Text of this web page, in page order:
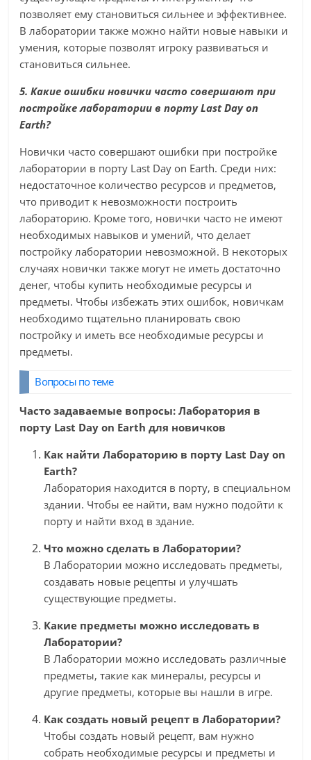
позволяет ему становиться сильнее и эффективнее.
В лаборатории также можно найти новые навыки и
умения, которые позволят игроку развиваться и
становиться сильнее.
5. Какие ошибки новички часто совершают при
постройке лаборатории в порту Last Day on
Earth?
Новички часто совершают ошибки при постройке
лаборатории в порту Last Day on Earth. Среди них:
недостаточное количество ресурсов и предметов,
что приводит к невозможности построить
лабораторию. Кроме того, новички часто не имеют
необходимых навыков и умений, что делает
постройку лаборатории невозможной. В некоторых
случаях новички также могут не иметь достаточно
денег, чтобы купить необходимые ресурсы и
предметы. Чтобы избежать этих ошибок, новичкам
необходимо тщательно планировать свою
постройку и иметь все необходимые ресурсы и
предметы.
Вопросы по теме
Часто задаваемые вопросы: Лаборатория в
порту Last Day on Earth для новичков
Как найти Лабораторию в порту Last Day on
Earth?
Лаборатория находится в порту, в специальном
здании. Чтобы ее найти, вам нужно подойти к
порту и найти вход в здание.
Что можно сделать в Лаборатории?
В Лаборатории можно исследовать предметы,
создавать новые рецепты и улучшать
существующие предметы.
Какие предметы можно исследовать в
Лаборатории?
В Лаборатории можно исследовать различные
предметы, такие как минералы, ресурсы и
другие предметы, которые вы нашли в игре.
Как создать новый рецепт в Лаборатории?
Чтобы создать новый рецепт, вам нужно
собрать необходимые ресурсы и предметы и